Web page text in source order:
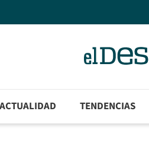
ACTUALIDAD TENDENCIAS